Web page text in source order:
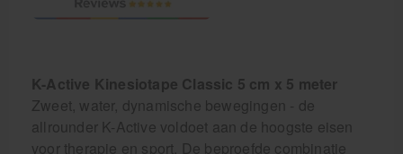
K-Active Kinesiotape Classic 5 cm x 5 meter
Zweet, water, dynamische bewegingen - de
allrounder K-Active voldoet aan de hoogste eisen
voor therapie en sport. De beproefde combinatie